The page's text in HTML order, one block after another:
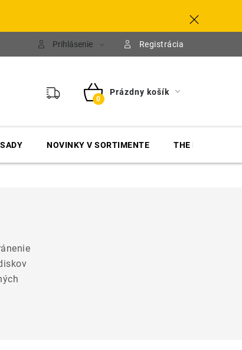
Prihlásenie Registrácia
NÁKUPNÝ
Prázdny košík
NOVINKY V SORTIMENTE THE FINISHER